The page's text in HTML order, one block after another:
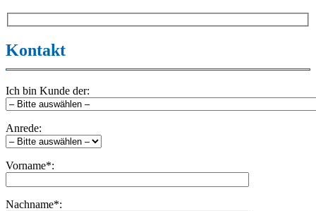
Kontakt
Ich bin Kunde der:
Anrede:
Vorname*:
Nachname*: